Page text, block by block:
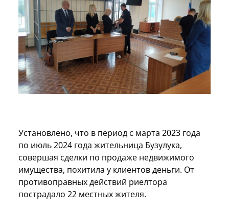
Установлено, что в период с марта 2023 года
по июль 2024 года жительница Бузулука,
совершая сделки по продаже недвижимого
имущества, похитила у клиентов деньги. От
противоправных действий риелтора
пострадало 22 местных жителя.